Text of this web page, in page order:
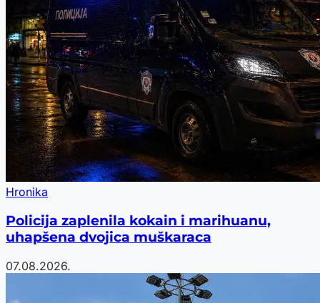
Hronika
Policija zaplenila kokain i marihuanu,
uhapšena dvojica muškaraca
07.08.2026.